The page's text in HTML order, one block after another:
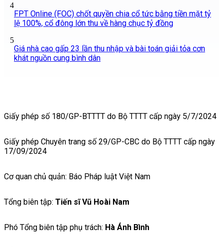
4
FPT Online (FOC) chốt quyền chia cổ tức bằng tiền mặt tỷ
lệ 100%, cổ đông lớn thu về hàng chục tỷ đồng
5
Giá nhà cao gấp 23 lần thu nhập và bài toán giải tỏa cơn
khát nguồn cung bình dân
Giấy phép số 180/GP-BTTTT do Bộ TTTT cấp ngày 5/7/2024
Giấy phép Chuyên trang số 29/GP-CBC do Bộ TTTT cấp ngày
17/09/2024
Cơ quan chủ quản: Báo Pháp luật Việt Nam
Tổng biên tập: Tiến sĩ Vũ Hoài Nam
Phó Tổng biên tập phụ trách: Hà Ánh Bình